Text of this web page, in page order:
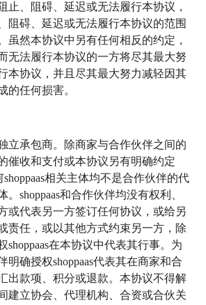
止、阻碍、延迟或无法履行本协议，
阻碍、延迟或无法履行本协议的范围
虽然本协议中另有任何相反的约定，
无法履行本协议的一方将尽其最大努
本协议，并且尽其最大努力减轻因其
的任何损害。
承包商。除商家与合作伙伴之间的
催收和支付或本协议另有明确约定
shoppaas相关主体均不是合作伙伴的代
shoppaas和合作伙伴均没有权利、
或代表另一方签订任何协议，或给另
责任，或以其他方式约束另一方，除
shoppaas在本协议中代表其行事。为
明确授权shoppaas代表其在商家和合
出款项、积分或退款。本协议不得解
建立协会、代理机构、合资或合伙关